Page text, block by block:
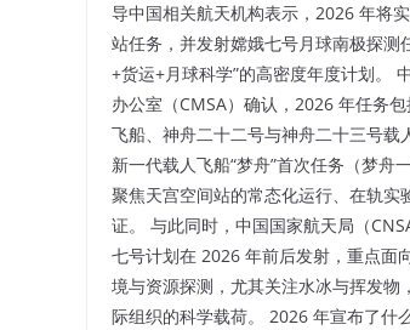
导中国相关航天机构表示，2026 年将
站任务，并发射嫦娥七号月球南极探测
+货运+月球科学”的高密度年度计划。
办公室（CMSA）确认，2026 年任务
飞船、神舟二十二号与神舟二十三号载
新一代载人飞船“梦舟”首次任务（梦舟
聚焦天宫空间站的常态化运行、在轨实
证。 与此同时，中国国家航天局（
七号计划在 2026 年前后发射，重点面
境与资源探测，尤其关注水冰与挥发物
际组织的科学载荷。 2026 年宣布了什